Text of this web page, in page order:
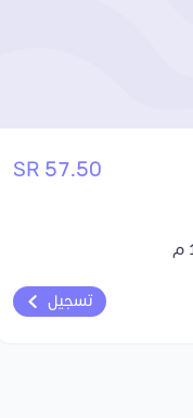
57.50 SR
تسجيل